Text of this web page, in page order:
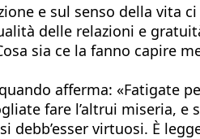
e sul senso della vita
delle relazioni e
sia ce la fanno capire
afferma: «Fatigate
fare l’altrui miseria, e
virtuosi. È